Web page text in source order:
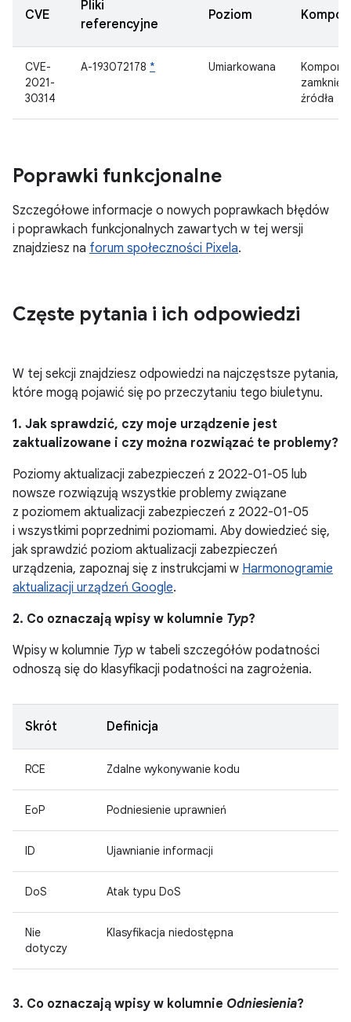
CVE
Pliki
referencyjne
Poziom
CVE-
2021-
30314
A-193072178 * Umiarkowana
źródła
Poprawki funkcjonalne
Szczegółowe informacje o nowych poprawkach błędów
i poprawkach funkcjonalnych zawartych w tej wersji
znajdziesz na forum społeczności Pixela.
Częste pytania i ich odpowiedzi
W tej sekcji znajdziesz odpowiedzi na najczęstsze pytania,
które mogą pojawić się po przeczytaniu tego biuletynu.
1. Jak sprawdzić, czy moje urządzenie jest
zaktualizowane i czy można rozwiązać te problemy?
Poziomy aktualizacji zabezpieczeń z 2022-01-05 lub
nowsze rozwiązują wszystkie problemy związane
z poziomem aktualizacji zabezpieczeń z 2022-01-05
i wszystkimi poprzednimi poziomami. Aby dowiedzieć się,
jak sprawdzić poziom aktualizacji zabezpieczeń
urządzenia, zapoznaj się z instrukcjami w Harmonogramie
aktualizacji urządzeń Google.
2. Co oznaczają wpisy w kolumnie Typ?
Wpisy w kolumnie Typ w tabeli szczegółów podatności
odnoszą się do klasyfikacji podatności na zagrożenia.
Skrót Definicja
RCE Zdalne wykonywanie kodu
EoP Podniesienie uprawnień
ID Ujawnianie informacji
DoS Atak typu DoS
Nie
dotyczy
Klasyfikacja niedostępna
3. Co oznaczają wpisy w kolumnie Odniesienia?